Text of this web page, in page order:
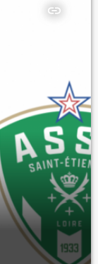
insert_link